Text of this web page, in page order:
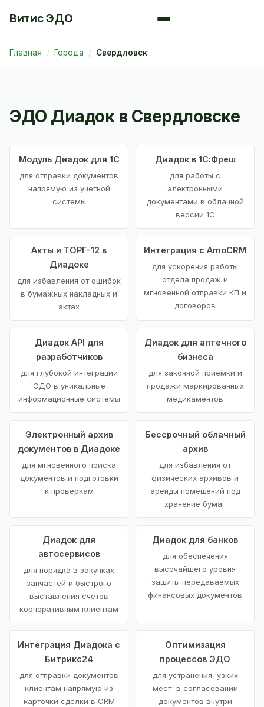
Витис ЭДО
Главная Города Свердловск
ЭДО Диадок в Свердловске
Модуль Диадок для 1С
для отправки документов
напрямую из учетной
системы
Диадок в 1С:Фреш
для работы с
электронными
документами в облачной
версии 1С
Акты и ТОРГ-12 в
Диадоке
для избавления от ошибок
в бумажных накладных и
актах
Интеграция с AmoCRM
для ускорения работы
отдела продаж и
мгновенной отправки КП и
договоров
Диадок API для
разработчиков
для глубокой интеграции
ЭДО в уникальные
информационные системы
Диадок для аптечного
бизнеса
для законной приемки и
продажи маркированных
медикаментов
Электронный архив
документов в Диадоке
для мгновенного поиска
документов и подготовки
к проверкам
Бессрочный облачный
архив
для избавления от
физических архивов и
аренды помещений под
хранение бумаг
Диадок для
автосервисов
для порядка в закупках
запчастей и быстрого
выставления счетов
корпоративным клиентам
Диадок для банков
для обеспечения
высочайшего уровня
защиты передаваемых
финансовых документов
Интеграция Диадока с
Битрикс24
для отправки документов
клиентам напрямую из
карточки сделки в CRM
Оптимизация
процессов ЭДО
для устранения 'узких
мест' в согласовании
документов внутри